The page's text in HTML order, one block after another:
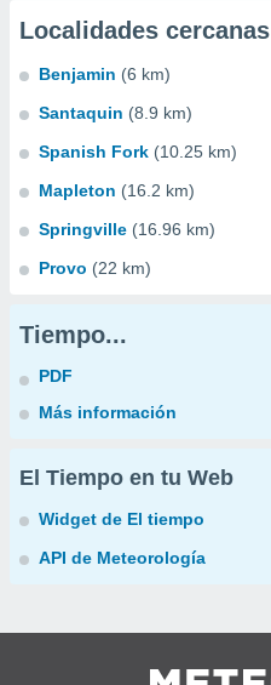
Localidades cercanas
Benjamin (6 km)
Santaquin (8.9 km)
Spanish Fork (10.25 km)
Mapleton (16.2 km)
Springville (16.96 km)
Provo (22 km)
Tiempo...
PDF
Más información
El Tiempo en tu Web
Widget de El tiempo
API de Meteorología